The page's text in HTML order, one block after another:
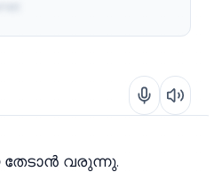
തേടാൻ വരുന്നു.